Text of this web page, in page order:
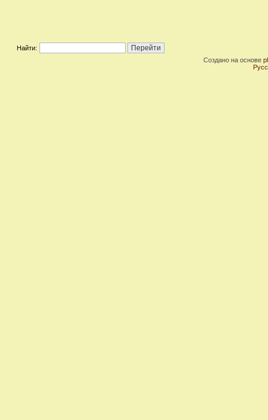
Найти:
Создано на основе